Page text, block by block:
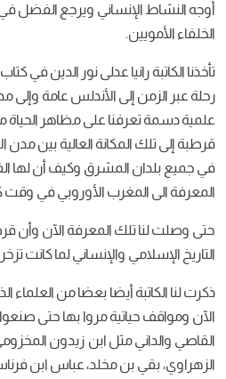
أوجه النشاط الإنساني ويرجع الفضل في
الخلفاء الأمويين.
تأخذنا الكاتبة رانيا عدلى نور الدين
رحلة عبر الزمن إلى الأندلس عامة وإلى
علمية دسمة تعرفنا على مظاهر
قرطبة إلى تلك المكانة العالية بين
في جميع بلدان المشرق وكيف أن لها
المعرفة الى المغرب الأوروبي في وقت
حتى وصلت لنا تلك المعرفة الآن وأن
التاريخ الإسلامي والإنساني لما كانت
ذكرت لنا الكاتبة أيضا بعضا من العلماء
الآن ومواقف حياتية مروا بها حتى
القاصي والداني مثل ابن زيدون
الزهراوي، بقي بن مخلد، عباس ابن